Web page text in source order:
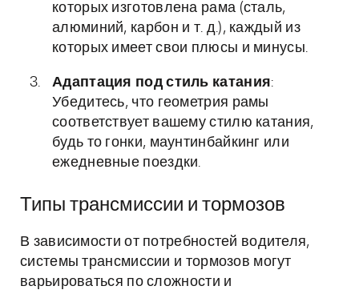
которых изготовлена рама (сталь,
алюминий, карбон и т. д.), каждый из
которых имеет свои плюсы и минусы.
Адаптация под стиль катания:
Убедитесь, что геометрия рамы
соответствует вашему стилю катания,
будь то гонки, маунтинбайкинг или
ежедневные поездки.
Типы трансмиссии и тормозов
В зависимости от потребностей водителя,
системы трансмиссии и тормозов могут
варьироваться по сложности и